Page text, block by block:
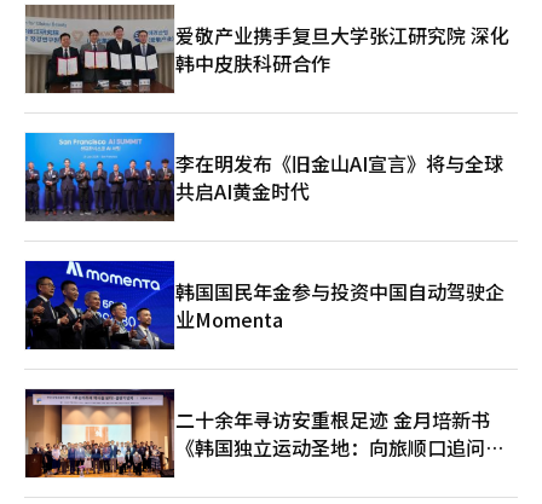
的同时，满足了用户对更成熟和修长比例的需求。耳朵和尾巴的自
定义选项也得到了扩展。 新职业‘幻术师’也已公开。幻术师与
以强大武功为中心的现有职业不同，利用幻觉和干扰进行战斗。通
过在周围洒下星星，并使用幻术使自己看起来像星星，来躲避敌人
的攻击，然后在意想不到的位置瞬间发起攻击。 幻术师利用延迟
改变以无敌连击为中心的战斗元。 新服务器‘唯一无二’也将开
放。为了让新用户和回归用户能够快速加入核心内容，将提供装备
支持全套和成长指南。同时，还将提供获得最高等级神话装备的机
会。 Netmarble还公开了2026年的更新路线图。第二季度将推出
首个神话 dungeon‘猛毒的花园’、职业变更权的改善以及PvE
内容‘试炼之塔’。第三季度将更新新职业‘龙骑士’，并推出首
个独特等级‘鬼天’装备和新鬼天武器。同时也将进行血风之地的
改善工作。 第四季度将计划推出新职业和服务8周年纪念活动及更
新，并展示《剑灵：革命》的新区域和剧情。 Netmarble在更新
之前正在特设网站进行预约。参与的用户将获得+10强化的闪耀古
代装备全套、100%古代强化成功券、100%古代损坏恢复券和特
别面部装饰图案‘NEXT Vision’。 此次更新在长期服务游戏的技
术性重塑方面具有重要意义。引擎更换是一项开发负担较大的工
作，但在图形质量、内容扩展性和新用户引入方面都可以期待效
果。此外，结合新服务器和成长支持，降低了回归用户的进入门
槛。 未来的关键在于虚幻引擎5转换后的实际游戏优化和新内容的
爱敬产业携手复旦大学张江研究院 深化
韩中皮肤科研合作
李在明发布《旧金山AI宣言》将与全球
共启AI黄金时代
韩国国民年金参与投资中国自动驾驶企
业Momenta
二十余年寻访安重根足迹 金月培新书
《韩国独立运动圣地：向旅顺口追问历